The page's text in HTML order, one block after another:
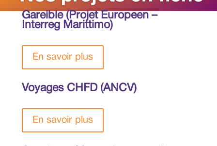
Gareible (Projet Européen –
Interreg Marittimo)
En savoir plus
Voyages CHFD (ANCV)
En savoir plus